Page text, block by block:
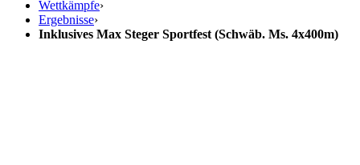
Wettkämpfe›
Ergebnisse›
Inklusives Max Steger Sportfest (Schwäb. Ms. 4x400m)